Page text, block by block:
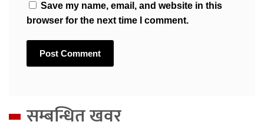
Save my name, email, and website in this
browser for the next time I comment.
सम्बन्धित खवर